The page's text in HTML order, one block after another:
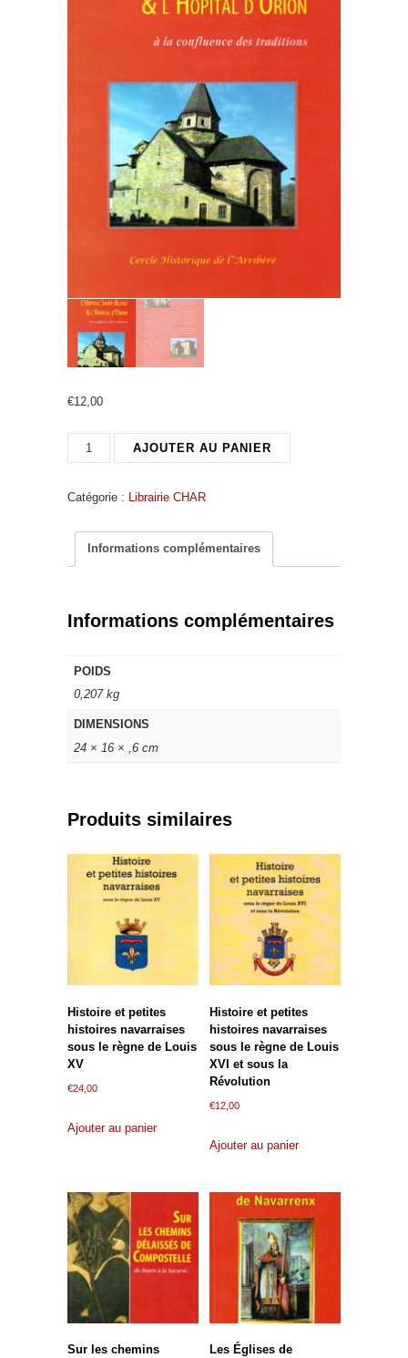
€12,00
quantité
de
Saint
L'Hôpital
AJOUTER AU PANIER
Catégorie : Librairie CHAR
Informations complémentaires
Informations complémentaires
POIDS
0,207 kg
DIMENSIONS
24 × 16 × ,6 cm
Produits similaires
Histoire et petites
histoires navarraises
sous le règne de Louis
XV
€24,00
Ajouter au panier
Histoire et petites
histoires navarraises
sous le règne de Louis
XVI et sous la
Révolution
€12,00
Ajouter au panier
Sur les chemins
Les Églises de